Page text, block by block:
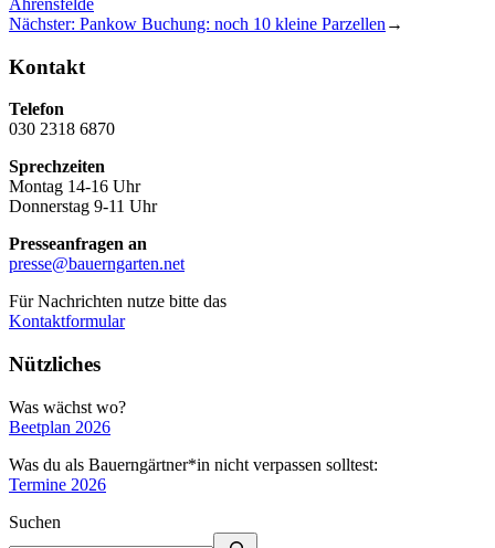
Nächster: Pankow Buchung: noch 10 kleine Parzellen →
Kontakt
Telefon
030 2318 6870
Sprechzeiten
Montag 14-16 Uhr
Donnerstag 9-11 Uhr
Presseanfragen an
presse@bauerngarten.net
Für Nachrichten nutze bitte das
Kontaktformular
Nützliches
Was wächst wo?
Beetplan 2026
Was du als Bauerngärtner*in nicht verpassen solltest:
Termine 2026
Suchen